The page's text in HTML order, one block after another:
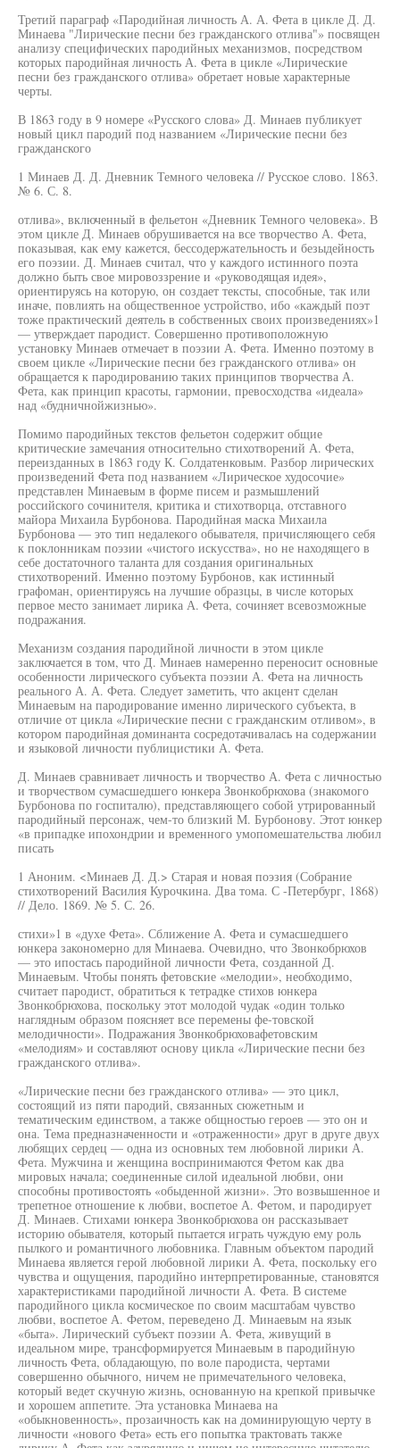
Третий параграф «Пародийная личность А. А. Фета в цикле Д. Д.
Минаева "Лирические песни без гражданского отлива"» посвящен
анализу специфических пародийных механизмов, посредством
которых пародийная личность А. Фета в цикле «Лирические
песни без гражданского отлива» обретает новые характерные
черты.
В 1863 году в 9 номере «Русского слова» Д. Минаев публикует
новый цикл пародий под названием «Лирические песни без
гражданского
1 Минаев Д. Д. Дневник Темного человека // Русское слово. 1863.
№ 6. С. 8.
отлива», включенный в фельетон «Дневник Темного человека». В
этом цикле Д. Минаев обрушивается на все творчество А. Фета,
показывая, как ему кажется, бессодержательность и безыдейность
его поэзии. Д. Минаев считал, что у каждого истинного поэта
должно быть свое мировоззрение и «руководящая идея»,
ориентируясь на которую, он создает тексты, способные, так или
иначе, повлиять на общественное устройство, ибо «каждый поэт
тоже практический деятель в собственных своих произведениях»1
— утверждает пародист. Совершенно противоположную
установку Минаев отмечает в поэзии А. Фета. Именно поэтому в
своем цикле «Лирические песни без гражданского отлива» он
обращается к пародированию таких принципов творчества А.
Фета, как принцип красоты, гармонии, превосходства «идеала»
над «будничнойжизнью».
Помимо пародийных текстов фельетон содержит общие
критические замечания относительно стихотворений А. Фета,
переизданных в 1863 году К. Солдатенковым. Разбор лирических
произведений Фета под названием «Лирическое худосочие»
представлен Минаевым в форме писем и размышлений
российского сочинителя, критика и стихотворца, отставного
майора Михаила Бурбонова. Пародийная маска Михаила
Бурбонова — это тип недалекого обывателя, причисляющего себя
к поклонникам поэзии «чистого искусства», но не находящего в
себе достаточного таланта для создания оригинальных
стихотворений. Именно поэтому Бурбонов, как истинный
графоман, ориентируясь на лучшие образцы, в числе которых
первое место занимает лирика А. Фета, сочиняет всевозможные
подражания.
Механизм создания пародийной личности в этом цикле
заключается в том, что Д. Минаев намеренно переносит основные
особенности лирического субъекта поэзии А. Фета на личность
реального А. А. Фета. Следует заметить, что акцент сделан
Минаевым на пародирование именно лирического субъекта, в
отличие от цикла «Лирические песни с гражданским отливом», в
котором пародийная доминанта сосредотачивалась на содержании
и языковой личности публицистики А. Фета.
Д. Минаев сравнивает личность и творчество А. Фета с личностью
и творчеством сумасшедшего юнкера Звонкобрюхова (знакомого
Бурбонова по госпиталю), представляющего собой утрированный
пародийный персонаж, чем-то близкий М. Бурбонову. Этот юнкер
«в припадке ипохондрии и временного умопомешательства любил
писать
1 Аноним. <Минаев Д. Д.> Старая и новая поэзия (Собрание
стихотворений Василия Курочкина. Два тома. С -Петербург, 1868)
// Дело. 1869. № 5. С. 26.
стихи»1 в «духе Фета». Сближение А. Фета и сумасшедшего
юнкера закономерно для Минаева. Очевидно, что Звонкобрюхов
— это ипостась пародийной личности Фета, созданной Д.
Минаевым. Чтобы понять фетовские «мелодии», необходимо,
считает пародист, обратиться к тетрадке стихов юнкера
Звонкобрюхова, поскольку этот молодой чудак «один только
наглядным образом поясняет все перемены фе-товской
мелодичности». Подражания Звонкобрюховафетовским
«мелодиям» и составляют основу цикла «Лирические песни без
гражданского отлива».
«Лирические песни без гражданского отлива» — это цикл,
состоящий из пяти пародий, связанных сюжетным и
тематическим единством, а также общностью героев — это он и
она. Тема предназначенности и «отраженности» друг в друге двух
любящих сердец — одна из основных тем любовной лирики А.
Фета. Мужчина и женщина воспринимаются Фетом как два
мировых начала; соединенные силой идеальной любви, они
способны противостоять «обыденной жизни». Это возвышенное и
трепетное отношение к любви, воспетое А. Фетом, и пародирует
Д. Минаев. Стихами юнкера Звонкобрюхова он рассказывает
историю обывателя, который пытается играть чуждую ему роль
пылкого и романтичного любовника. Главным объектом пародий
Минаева является герой любовной лирики А. Фета, поскольку его
чувства и ощущения, пародийно интерпретированные, становятся
характеристиками пародийной личности А. Фета. В системе
пародийного цикла космическое по своим масштабам чувство
любви, воспетое А. Фетом, переведено Д. Минаевым на язык
«быта». Лирический субъект поэзии А. Фета, живущий в
идеальном мире, трансформируется Минаевым в пародийную
личность Фета, обладающую, по воле пародиста, чертами
совершенно обычного, ничем не примечательного человека,
который ведет скучную жизнь, основанную на крепкой привычке
и хорошем аппетите. Эта установка Минаева на
«обыкновенность», прозаичность как на доминирующую черту в
личности «нового Фета» есть его попытка трактовать также